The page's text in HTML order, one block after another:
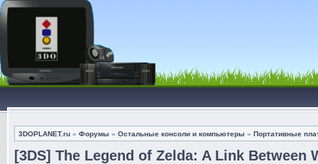
3DOPLANET.ru » Форумы » Остальные консоли и компьютеры » Портативные
[3DS] The Legend of Zelda: A Link Between